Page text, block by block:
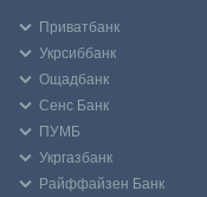
Приватбанк
Укрсиббанк
Ощадбанк
Сенс Банк
ПУМБ
Укргазбанк
Райффайзен Банк